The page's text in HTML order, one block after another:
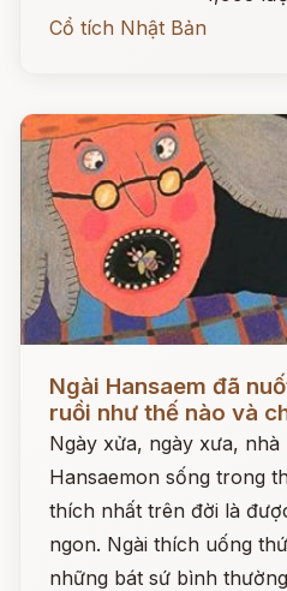
Cổ tích Nhật Bản
Ngài Hansaem đã
ruồi như thế nào và
Ngày xửa, ngày xưa,
Hansaemon sống trong
thích nhất trên đời là
ngon. Ngài thích uống
những bát sứ bình